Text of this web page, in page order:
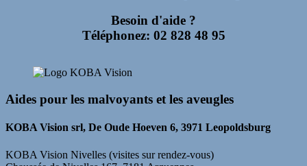
Besoin d'aide ?
Téléphonez: 02 828 48 95
Aides pour les malvoyants et les aveugles
KOBA Vision srl, De Oude Hoeven 6, 3971 Leopoldsburg
KOBA Vision Nivelles (visites sur rendez-vous)